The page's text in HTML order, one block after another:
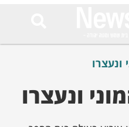
ונעצרו
ונעצרו